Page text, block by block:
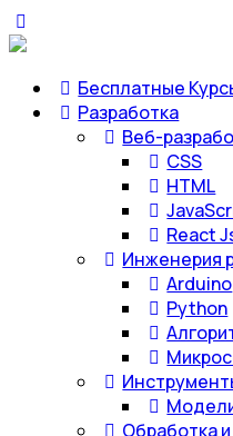
Бесплатные
Разработка
Веб-
CSS
HTML
React
Инженерия
Arduino
Python
Обработка